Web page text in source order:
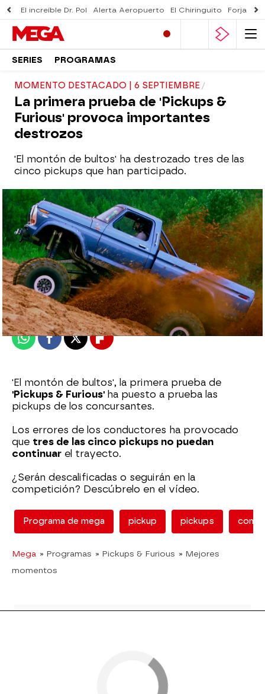
El increíble Dr. Pol Alerta Aeropuerto El Chiringuito Forjado
SERIES PROGRAMAS
MOMENTO DESTACADO | 6 SEPTIEMBRE
La primera prueba de 'Pickups &
Furious' provoca importantes
destrozos
'El montón de bultos' ha destrozado tres de las
cinco pickups que han participado.
mega
Madrid
Publicado:06 de septiembre de 2021, 23:31
WhatsappFacebook
X Flipboard
'El montón de bultos', la primera prueba de
'Pickups & Furious' ha puesto a prueba las
pickups de los concursantes.
Los errores de los conductores ha provocado
que tres de las cinco pickups no puedan
continuar el trayecto.
¿Serán descalificadas o seguirán en la
competición? Descúbrelo en el vídeo.
Programa de mega pickup pickups
Mega » Programas » Pickups & Furious » Mejores
momentos